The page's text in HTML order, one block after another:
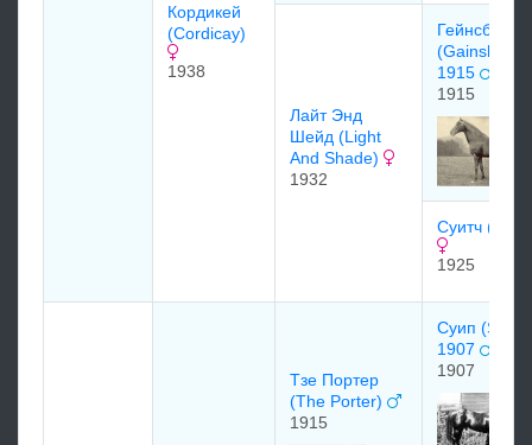
Кордикей
(Cordicay)
1938
Лайт Энд
Шейд (Light
And Shade)
1932
Гейнсборо
1915
1915
Суитч
1925
Тзе Портер
(The Porter)
1915
Суип
1907
1907